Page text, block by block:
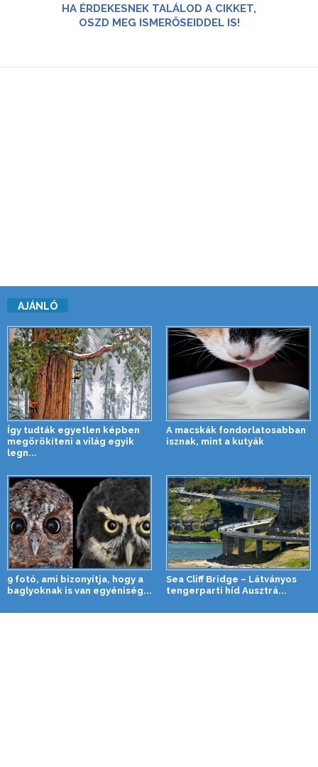
HA ÉRDEKESNEK TALÁLOD A CIKKET,
OSZD MEG ISMERŐSEIDDEL IS!
AJÁNLÓ
Így tudták egyetlen képben
megörökíteni a világ egyik
legn...
A macskák fondorlatosabban
isznak, mint a kutyák
9 fotó, ami bizonyítja, hogy a
baglyoknak is van egyéniség...
Sea Cliff Bridge – Látványos
tengerparti híd Ausztrá...